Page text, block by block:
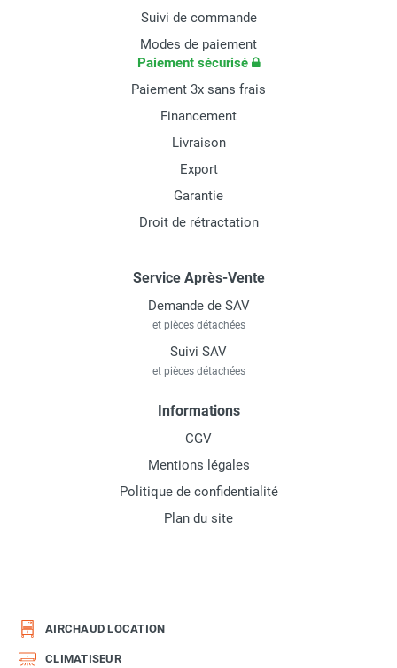
Suivi de commande
Modes de paiement
Paiement sécurisé
Paiement 3x sans frais
Financement
Livraison
Export
Garantie
Droit de rétractation
Service Après-Vente
Demande de SAV
et pièces détachées
Suivi SAV
et pièces détachées
Informations
CGV
Mentions légales
Politique de confidentialité
Plan du site
AIRCHAUD LOCATION
CLIMATISEUR